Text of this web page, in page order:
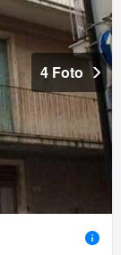
4 Foto